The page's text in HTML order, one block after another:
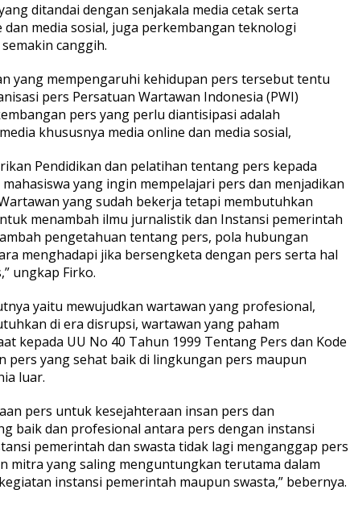
ditandai dengan senjakala media cetak serta
media sosial, juga perkembangan teknologi
canggih.
yang mempengaruhi kehidupan pers tersebut tentu
pers Persatuan Wartawan Indonesia (PWI)
pers yang perlu diantisipasi adalah
khususnya media online dan media sosial,
Pendidikan dan pelatihan tentang pers kepada
yang ingin mempelajari pers dan menjadikan
yang sudah bekerja tetapi membutuhkan
menambah ilmu jurnalistik dan Instansi pemerintah
pengetahuan tentang pers, pola hubungan
menghadapi jika bersengketa dengan pers serta hal
ungkap Firko.
yaitu mewujudkan wartawan yang profesional,
di era disrupsi, wartawan yang paham
kepada UU No 40 Tahun 1999 Tentang Pers dan Kode
pers yang sehat baik di lingkungan pers maupun
luar.
pers untuk kesejahteraan insan pers dan
baik dan profesional antara pers dengan instansi
pemerintah dan swasta tidak lagi menganggap pers
mitra yang saling menguntungkan terutama dalam
instansi pemerintah maupun swasta,” bebernya.